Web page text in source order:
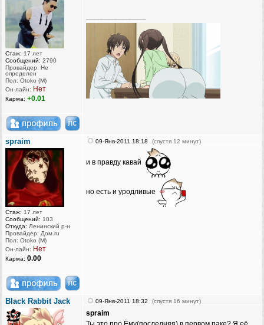
Стаж: 17 лет
Сообщений: 2790
Провайдер: Не
определен
Пол: Otoko (M)
Он-лайн: Нет
Карма: +0.01
spraim
Стаж: 17 лет
Сообщений: 103
Откуда: Ленинский р-н
Провайдер: Дом.ru
Пол: Otoko (M)
Он-лайн: Нет
Карма: 0.00
09-Янв-2011 18:18 (спустя 12 минут)
и в правду кавай
но есть и уродливые
Black Rabbit Jack 09-Янв-2011 18:32 (спустя 16 минут)
spraim